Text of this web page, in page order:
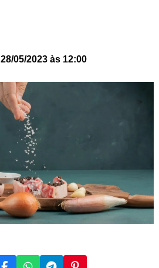
28/05/2023 às 12:00